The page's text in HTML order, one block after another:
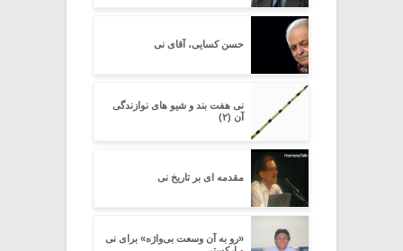
حسن کسایی، آقای نی
نی هفت بند و شیو های نوازندگی
آن (۲)
مقدمه ای بر تاریخ نی
«رو به آن وسعت بی‌واژه» برای نی